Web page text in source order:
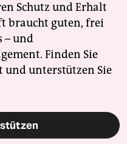
Schutz und Erhalt
braucht guten, frei
– und
Finden Sie
und unterstützen Sie